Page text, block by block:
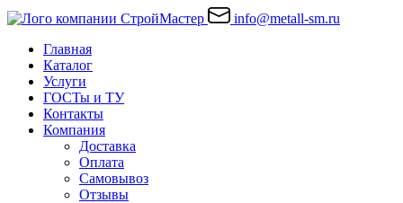
info@metall-sm.ru
Главная
Каталог
Услуги
ГОСТы и ТУ
Контакты
Компания
Доставка
Оплата
Самовывоз
Отзывы